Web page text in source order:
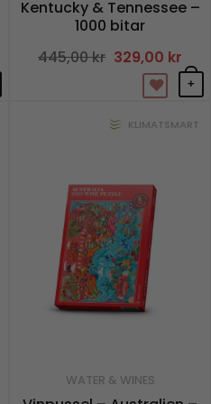
kr.
Kentucky & Tennessee –
1000 bitar
445,00kr Det
ursprungliga
priset
445,00 kr.
329,00 krDet
är:+
KLIMATSMART
WATER & WINES